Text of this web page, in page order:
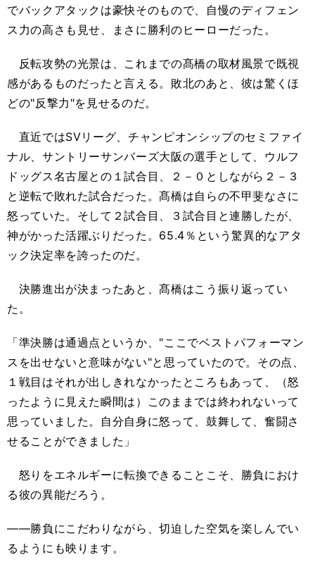
でバックアタックは豪快そのもので、自慢のディフェン
ス力の高さも見せ、まさに勝利のヒーローだった。
反転攻勢の光景は、これまでの髙橋の取材風景で既視
感があるものだったと言える。敗北のあと、彼は驚くほ
どの"反撃力"を見せるのだ。
直近ではSVリーグ、チャンピオンシップのセミファイ
ナル、サントリーサンバーズ大阪の選手として、ウルフ
ドッグス名古屋との１試合目、２－０としながら２－３
と逆転で敗れた試合だった。髙橋は自らの不甲斐なさに
怒っていた。そして２試合目、３試合目と連勝したが、
神がかった活躍ぶりだった。65.4％という驚異的なアタ
ック決定率を誇ったのだ。
決勝進出が決まったあと、髙橋はこう振り返ってい
た。
「準決勝は通過点というか、"ここでベストパフォーマン
スを出せないと意味がない"と思っていたので。その点、
１戦目はそれが出しきれなかったところもあって、（怒
ったように見えた瞬間は）このままでは終われないって
思っていました。自分自身に怒って、鼓舞して、奮闘さ
せることができました」
怒りをエネルギーに転換できることこそ、勝負におけ
る彼の異能だろう。
――勝負にこだわりながら、切迫した空気を楽しんでい
るようにも映ります。